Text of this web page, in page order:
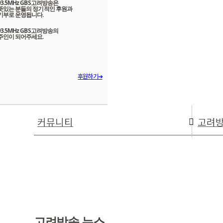
GBS고려방송은
있는 분들의 정기적인 후원과
부로 운영됩니다.
GBS고려방송의
인이 되어주세요.
후원하기➔
커뮤니티 고려